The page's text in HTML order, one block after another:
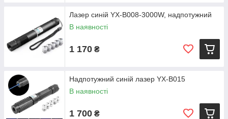
Лазер синій YX-B008-3000W, надпотужний
В наявності
1 170 ₴
Надпотужний синій лазер YX-B015
В наявності
1 700 ₴